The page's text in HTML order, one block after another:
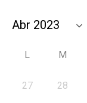
L M
27 28